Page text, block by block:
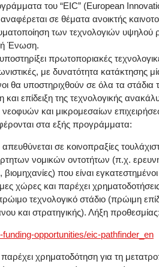
του “EIC” (European
σε θέματα ανοικτής
των τεχνολογιών υψηλού
Ένωση.
πρωτοποριακές
με δυνατότητα κατάκτησης
θα υποστηριχθούν σε όλα τα στάδια
επίδειξη της τεχνολογικής
νεοφυών και μικρομεσαίων
στα εξής προγράμματα:
σε κοινοπραξίες
νομικών οντοτήτων (π.χ.
που είναι
χώρες και παρέχει
τεχνολογικό στάδιο (πρώιμη
και στρατηγικής). Λήξη
opportunities/eic-pathfinder_en
χρηματοδότηση για τη